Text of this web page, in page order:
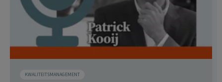
KWALITEITSMANAGEMENT